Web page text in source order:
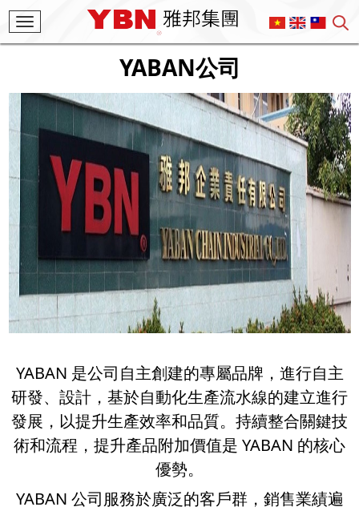
Toggle
navigation
YABAN公司
YABAN 是公司自主創建的專屬品牌，進行自主
研發、設計，基於自動化生產流水線的建立進行
發展，以提升生產效率和品質。持續整合關鍵技
術和流程，提升產品附加價值是 YABAN 的核心
優勢。
YABAN 公司服務於廣泛的客戶群，銷售業績遍